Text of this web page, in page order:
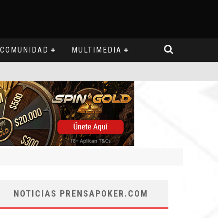
COMUNIDAD MULTIMEDIA
NOTICIAS PRENSAPOKER.COM